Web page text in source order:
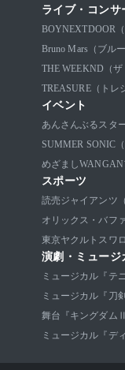
ライブ・コンサ
BOYNEXTDOOR
Bruno Mars（ブル
THE WEEKND（ザ
TREASURE（トレ
イベント
あんさんぶるスタ
SUMMER SONIC
めざまし
スポーツ
読売ジャイアンツ
オリックス・バフ
東京ヤクルトスワ
演劇・ミュージ
ミュージカル『テ
ミュージカル『刀
舞台『キングダム
ミュージカル『デ